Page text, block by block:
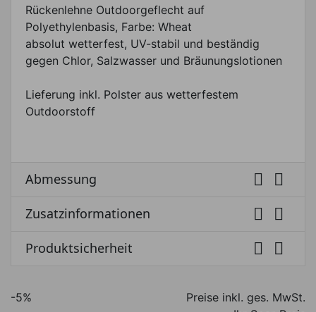
Rückenlehne Outdoorgeflecht auf
Polyethylenbasis, Farbe: Wheat
absolut wetterfest, UV-stabil und beständig
gegen Chlor, Salzwasser und Bräunungslotionen
Lieferung inkl. Polster aus wetterfestem
Outdoorstoff
Abmessung  
Zusatzinformationen  
Produktsicherheit  
-5%
Preise inkl. ges. MwSt.